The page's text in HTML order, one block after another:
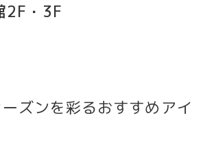
2F・3F
ズンを彩るおすすめアイ